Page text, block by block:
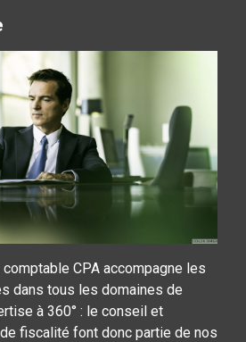
CPA accompagne les
dans tous les domaines de
à 360° : le conseil et
fiscalité font donc partie de nos